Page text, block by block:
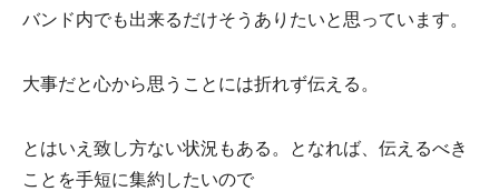
バンド内でも出来るだけそうありたいと思っています。
大事だと心から思うことには折れず伝える。
とはいえ致し方ない状況もある。となれば、伝えるべき
ことを手短に集約したいので